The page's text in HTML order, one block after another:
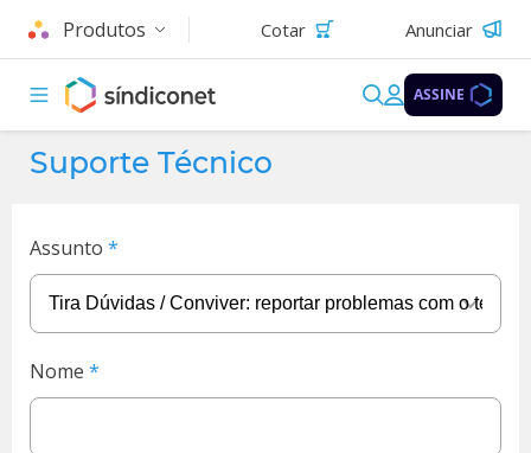
Produtos Cotar Anunciar
ASSINE
Suporte Técnico
Assunto
Nome